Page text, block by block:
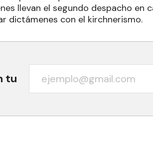
llevan el segundo despacho en
dictámenes con el kirchnerismo.
tu